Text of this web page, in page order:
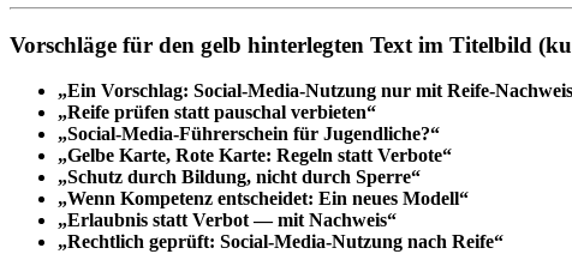
Vorschläge für den gelb hinterlegten Text im Titelbild
„Ein Vorschlag: Social‑Media‑Nutzung nur mit
„Reife prüfen statt pauschal verbieten“
„Social‑Media‑Führerschein für Jugendliche?“
„Gelbe Karte, Rote Karte: Regeln statt Verbote“
„Schutz durch Bildung, nicht durch Sperre“
„Wenn Kompetenz entscheidet: Ein neues Modell“
„Erlaubnis statt Verbot — mit Nachweis“
„Rechtlich geprüft: Social‑Media‑Nutzung nach Reife“